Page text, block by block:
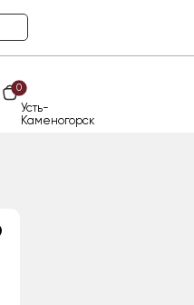
0
Усть-
Каменогорск